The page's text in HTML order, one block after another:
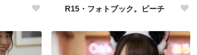
R15・フォトブック。ビーチ